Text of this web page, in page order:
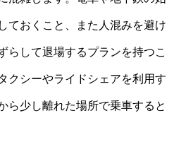
ておくこと、また人混みを避け
らして退場するプランを持つこ
クシーやライドシェアを利用す
ら少し離れた場所で乗車すると